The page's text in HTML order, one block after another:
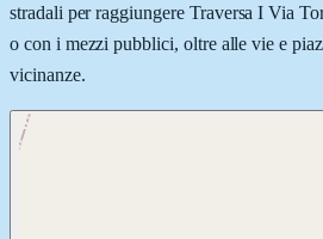
stradali per raggiungere Traversa I Via
o con i mezzi pubblici, oltre alle vie e
vicinanze.